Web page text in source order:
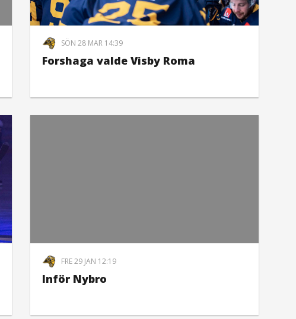
SÖN 28 MAR 14:39
Forshaga valde Visby Roma
FRE 29 JAN 12:19
Inför Nybro